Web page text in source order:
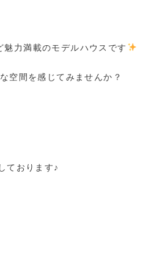
力満載のモデルハウスです
空間を感じてみませんか？
ております♪